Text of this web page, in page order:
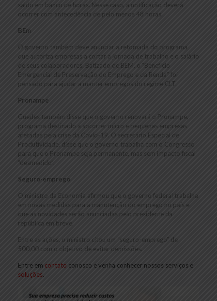
saldo em banco de horas. Nesse caso, a notificação deverá
ocorrer com antecedência de pelo menos 48 horas.
BEm
O governo também deve anunciar a retomada do programa
que autoriza empresas a cortar a jornada de trabalho e o salário
de seus colaboradores. Batizado de BEM, o “Benefício
Emergencial de Preservação do Emprego e da Renda” foi
pensado para ajudar a manter empregos do regime CLT.
Pronampe
Guedes também disse que o governo renovará o Pronampe,
programa destinado a socorrer micro e pequenas empresas
afetadas pela crise da Covid-19. O secretário Especial de
Produtividade, disse que o governo trabalha com o Congresso
para que o Pronampe seja permanente, mas sem impacto fiscal
“desmedido”.
Seguro-emprego
O ministro da Economia afirmou que o governo federal trabalha
em novas medidas para a manutenção do emprego no país e
que as novidades serão anunciadas pelo presidente da
república em breve.
Entre as ações, o ministro citou um “seguro-emprego” de
500,00 com o objetivo de evitar demissões.
Entre em contato conosco e venha conhecer nossos serviços e
soluções.